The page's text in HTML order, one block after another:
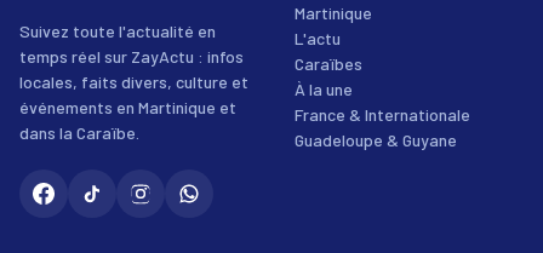
Suivez toute l'actualité en
temps réel sur ZayActu : infos
locales, faits divers, culture et
événements en Martinique et
dans la Caraïbe.
Martinique
L'actu
Caraïbes
À la une
France & Internationale
Guadeloupe & Guyane